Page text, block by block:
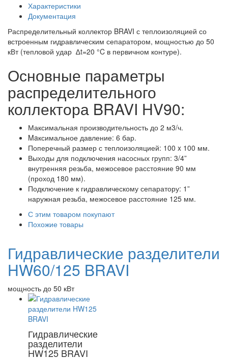
Характеристики
Документация
Распределительный коллектор BRAVI с теплоизоляцией со
встроенным гидравлическим сепаратором, мощностью до 50
кВт (тепловой удар ∆t=20 °C в первичном контуре).
Основные параметры
распределительного
коллектора BRAVI HV90:
Максимальная производительность до 2 м3/ч.
Maксимальное давление: 6 бар.
Поперечный размер с теплоизоляцией: 100 x 100 мм.
Выходы для подключения насосных групп: 3/4”
внутренняя резьба, межосевое расстояние 90 мм
(проход 180 мм).
Подключение к гидравлическому сепаратору: 1”
наружная резьба, межосевое расстояние 125 мм.
С этим товаром покупают
Похожие товары
Гидравлические разделители
HW60/125 BRAVI
мощность до 50 кВт
Гидравлические
разделители
HW125 BRAVI